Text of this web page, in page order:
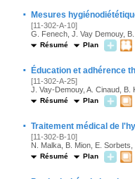
· Mesures
[11-302-A-10]
G. Fenech, J. Vay Demouy,
Résumé Plan
· Éducation et adhérence
[11-302-A-25]
J. Vay-Demouy, A. Cinaud, B.
Résumé Plan
· Traitement médical de
[11-302-B-10]
N. Malka, B. Mion, E.
Résumé Plan